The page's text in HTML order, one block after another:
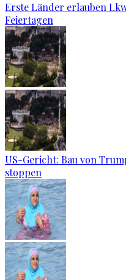
Erste Länder erlauben
Feiertagen
US-Gericht: Bau von
stoppen